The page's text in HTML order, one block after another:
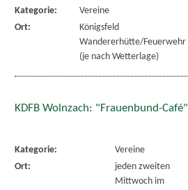
Kategorie:
Vereine
Ort:
Königsfeld
Wandererhütte/Feuerwehr
(je nach Wetterlage)
KDFB Wolnzach: "Frauenbund-Café"
Kategorie:
Vereine
Ort:
jeden zweiten
Mittwoch im